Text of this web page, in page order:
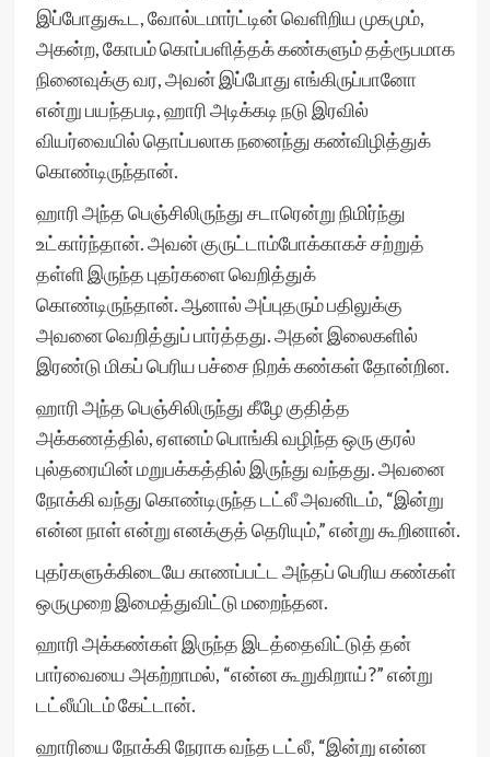
இப்போதுகூட, வோல்டமார்ட்டின் வெளிறிய முகமும்,
அகன்ற, கோபம் கொப்பளித்தக் கண்களும் தத்ரூபமாக
நினைவுக்கு வர, அவன் இப்போது எங்கிருப்பானோ
என்று பயந்தபடி, ஹாரி அடிக்கடி நடு இரவில்
வியர்வையில் தொப்பலாக நனைந்து கண்விழித்துக்
கொண்டிருந்தான்.
ஹாரி அந்த பெஞ்சிலிருந்து சடாரென்று நிமிர்ந்து
உட்கார்ந்தான். அவன் குருட்டாம்போக்காகச் சற்றுத்
தள்ளி இருந்த புதர்களை வெறித்துக்
கொண்டிருந்தான். ஆனால் அப்புதரும் பதிலுக்கு
அவனை வெறித்துப் பார்த்தது. அதன் இலைகளில்
இரண்டு மிகப் பெரிய பச்சை நிறக் கண்கள் தோன்றின.
ஹாரி அந்த பெஞ்சிலிருந்து கீழே குதித்த
அக்கணத்தில், ஏளனம் பொங்கி வழிந்த ஒரு குரல்
புல்தரையின் மறுபக்கத்தில் இருந்து வந்தது. அவனை
நோக்கி வந்து கொண்டிருந்த டட்லீ அவனிடம், “இன்று
என்ன நாள் என்று எனக்குத் தெரியும்,” என்று கூறினான்.
புதர்களுக்கிடையே காணப்பட்ட அந்தப் பெரிய கண்கள்
ஒருமுறை இமைத்துவிட்டு மறைந்தன.
ஹாரி அக்கண்கள் இருந்த இடத்தைவிட்டுத் தன்
பார்வையை அகற்றாமல், “என்ன கூறுகிறாய்?” என்று
டட்லீயிடம் கேட்டான்.
ஹாரியை நோக்கி நேராக வந்த டட்லீ, “இன்று என்ன